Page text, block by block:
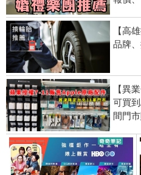
【高
品牌
【異
可買
間門